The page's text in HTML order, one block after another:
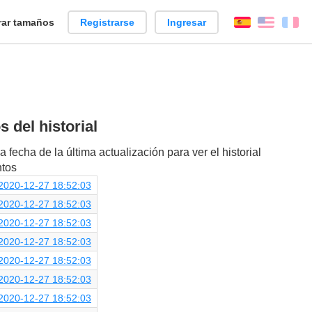
tamaños Registrarse Ingresar EspañolEnglish
del historial
fecha de la última actualización para ver el historial
12-27 18:52:03
12-27 18:52:03
12-27 18:52:03
12-27 18:52:03
12-27 18:52:03
12-27 18:52:03
12-27 18:52:03